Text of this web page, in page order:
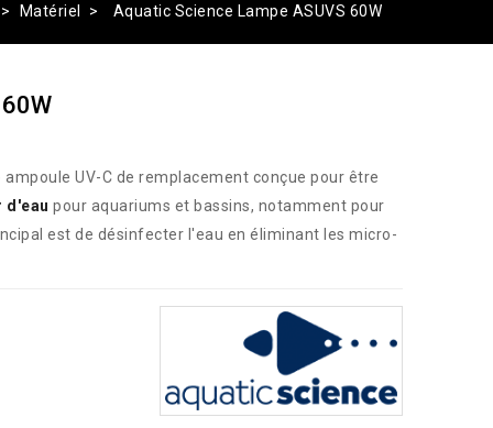
Matériel Aquatic Science Lampe ASUVS 60W
UV-C de remplacement conçue pour être
pour aquariums et bassins, notamment pour
est de désinfecter l'eau en éliminant les micro-